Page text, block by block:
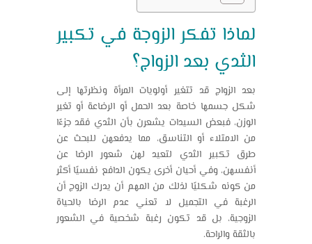
لماذا تفكر الزوجة في تكبير
الثدي بعد الزواج؟
بعد الزواج قد تتغير أولويات المرأة ونظرتها إلى
شكل جسمها خاصة بعد الحمل أو الرضاعة أو تغير
الوزن، فبعض السيدات يشعرن بأن الثدي فقد جزءًا
من الامتلاء أو التناسق، مما يدفعهن للبحث عن
طرق تكبير الثدي لتعيد لهن شعور الرضا عن
أنفسهن، وفي أحيان أخرى يكون الدافع نفسيًا أكثر
من كونه شكليًا لذلك من المهم أن يدرك الزوج أن
الرغبة في التجميل لا تعني عدم الرضا بالحياة
الزوجية، بل قد تكون رغبة شخصية في الشعور
بالثقة والراحة.